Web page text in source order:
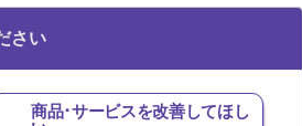
さい
商品･サービスを改善してほし